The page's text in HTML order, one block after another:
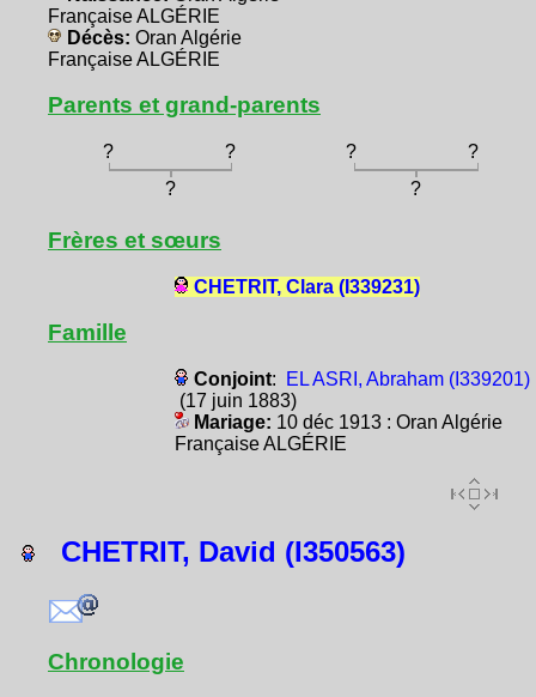
Française ALGÉRIE
Décès: Oran Algérie
Française ALGÉRIE
Parents et grand-parents
? ? ?
?
?
?
Frères et sœurs
CHETRIT, Clara (I339231)
Famille
Conjoint:
EL ASRI, Abraham (I339201)
(17 juin 1883)
Mariage: 10 déc 1913 : Oran Algérie
Française ALGÉRIE
CHETRIT, David (I350563)
Chronologie